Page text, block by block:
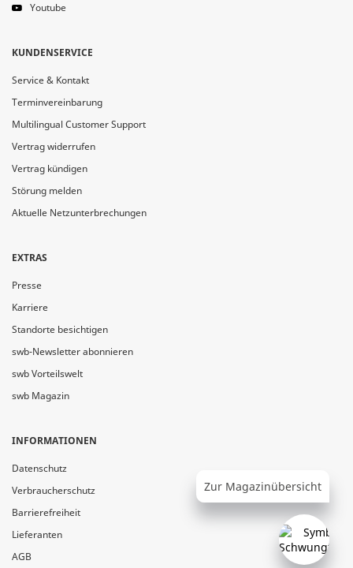
Zur Magazinübersicht
Youtube
KUNDENSERVICE
Service & Kontakt
Terminvereinbarung
Multilingual Customer Support
Vertrag widerrufen
Vertrag kündigen
Störung melden
Aktuelle Netzunterbrechungen
EXTRAS
Presse
Karriere
Standorte besichtigen
swb-Newsletter abonnieren
swb Vorteilswelt
swb Magazin
INFORMATIONEN
Datenschutz
Verbraucherschutz
Barrierefreiheit
Lieferanten
AGB